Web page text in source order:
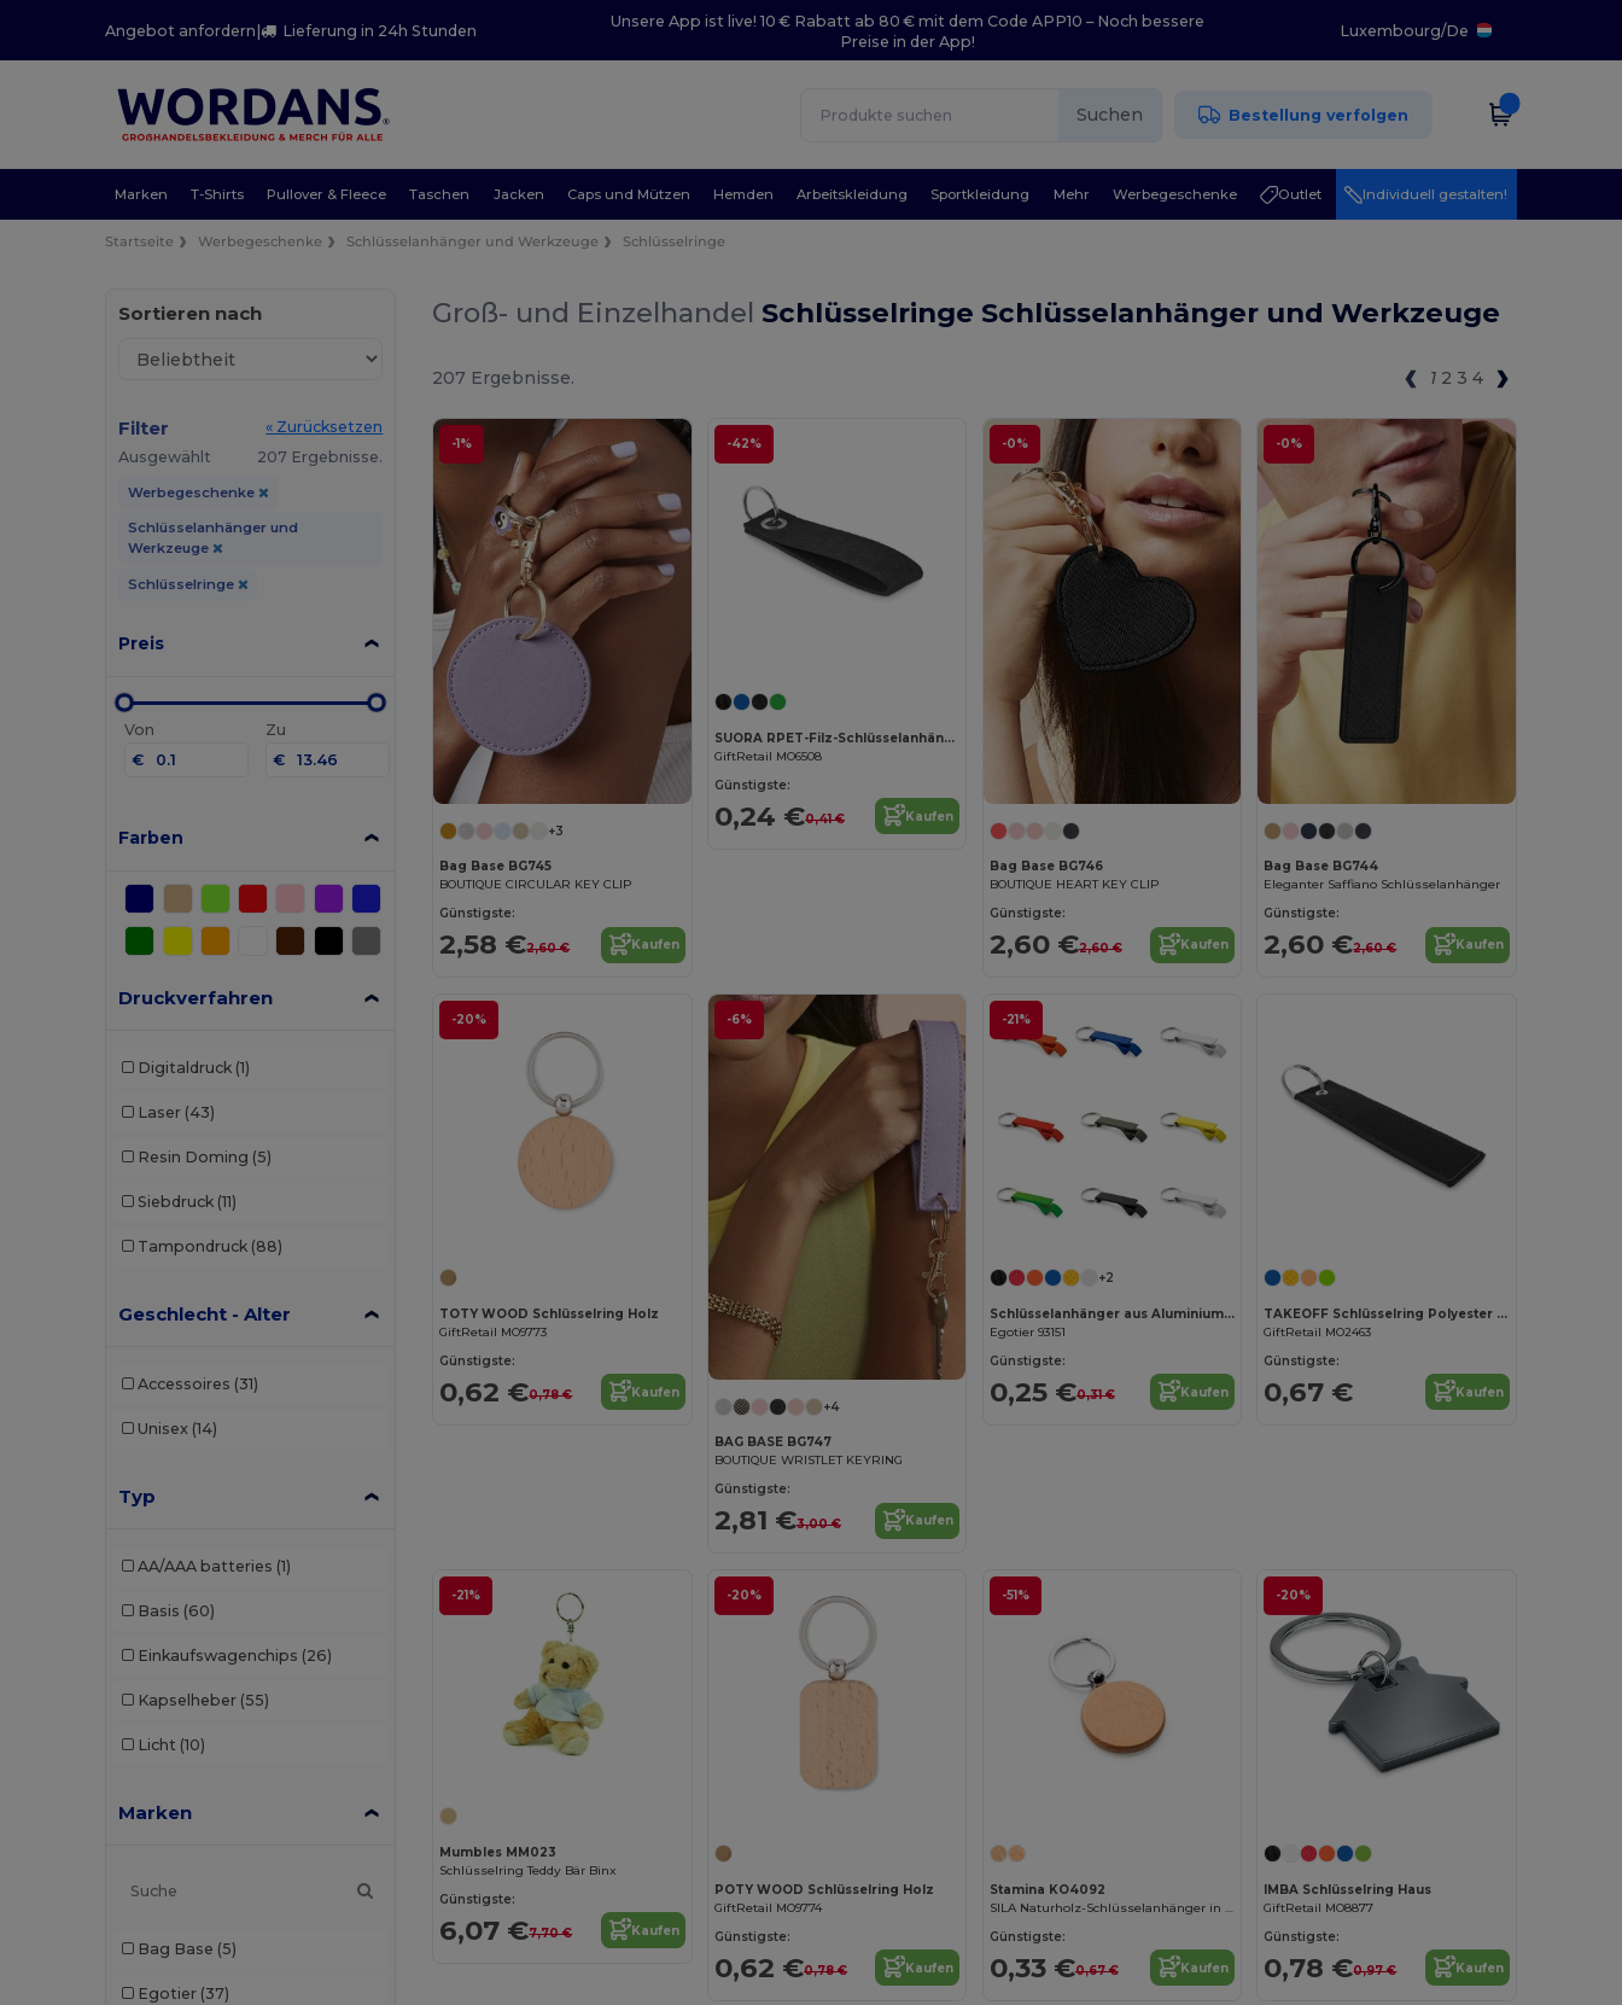
Angebot anfordern| Lieferung in 24h Stunden
Unsere App ist live! 10 € Rabatt ab 80 € mit dem Code APP10 – Noch bessere
Preise in der App!
Luxembourg/De
Suchen Bestellung verfolgen
Marken T-Shirts Pullover & Fleece Taschen Jacken Caps und Mützen Hemden Arbeitskleidung Sportkleidung Mehr Werbegeschenke Outlet Individuell gestalten!
Startseite Werbegeschenke Schlüsselanhänger und Werkzeuge Schlüsselringe
Sortieren nach
Filter
« Zurücksetzen
Ausgewählt
207 Ergebnisse.
Werbegeschenke
Schlüsselanhänger und
Werkzeuge
Schlüsselringe
Preis
Von
€
Zu
€
Farben
Druckverfahren
Digitaldruck (1)
Laser (43)
Resin Doming (5)
Siebdruck (11)
Tampondruck (88)
Geschlecht - Alter
Accessoires (31)
Unisex (14)
Typ
AA/AAA batteries (1)
Basis (60)
Einkaufswagenchips (26)
Kapselheber (55)
Licht (10)
Marken
Bag Base (5)
Egotier (37)
Groß- und Einzelhandel Schlüsselringe Schlüsselanhänger und Werkzeuge
207 Ergebnisse. 1 2 3 4
-1%
+3
Bag Base BG745
BOUTIQUE CIRCULAR KEY CLIP
Günstigste:
2,58 €2,60 € Kaufen
-42%
SUORA RPET-Filz-Schlüsselanhänger
GiftRetail MO6508
Günstigste:
0,24 €0,41 € Kaufen
-0%
Bag Base BG746
BOUTIQUE HEART KEY CLIP
Günstigste:
2,60 €2,60 € Kaufen
-0%
Bag Base BG744
Eleganter Saffiano Schlüsselanhänger
Günstigste:
2,60 €2,60 € Kaufen
-20%
TOTY WOOD Schlüsselring Holz
GiftRetail MO9773
Günstigste:
0,62 €0,78 € Kaufen
-6%
+4
BAG BASE BG747
BOUTIQUE WRISTLET KEYRING
Günstigste:
2,81 €3,00 € Kaufen
-21%
+2
Schlüsselanhänger aus Aluminium mit Flaschenöffner
Egotier 93151
Günstigste:
0,25 €0,31 € Kaufen
TAKEOFF Schlüsselring Polyester Tag
GiftRetail MO2463
Günstigste:
0,67 € Kaufen
-21%
Mumbles MM023
Schlüsselring Teddy Bär Binx
Günstigste:
6,07 €7,70 € Kaufen
-20%
POTY WOOD Schlüsselring Holz
GiftRetail MO9774
Günstigste:
0,62 €0,78 € Kaufen
-51%
Stamina KO4092
SILA Naturholz-Schlüsselanhänger in zwei Ausführungen
Günstigste:
0,33 €0,67 € Kaufen
-20%
IMBA Schlüsselring Haus
GiftRetail MO8877
Günstigste:
0,78 €0,97 € Kaufen